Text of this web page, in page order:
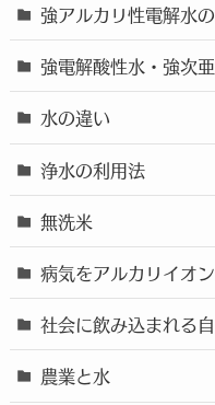
強アルカリ性電解水
強電解酸性水・強次
水の違い
浄水の利用法
無洗米
病気をアルカリイオ
社会に飲み込まれる
農業と水